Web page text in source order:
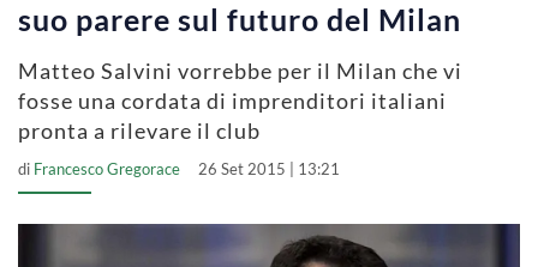
suo parere sul futuro del Milan
Matteo Salvini vorrebbe per il Milan che vi
fosse una cordata di imprenditori italiani
pronta a rilevare il club
di Francesco Gregorace 26 Set 2015 | 13:21